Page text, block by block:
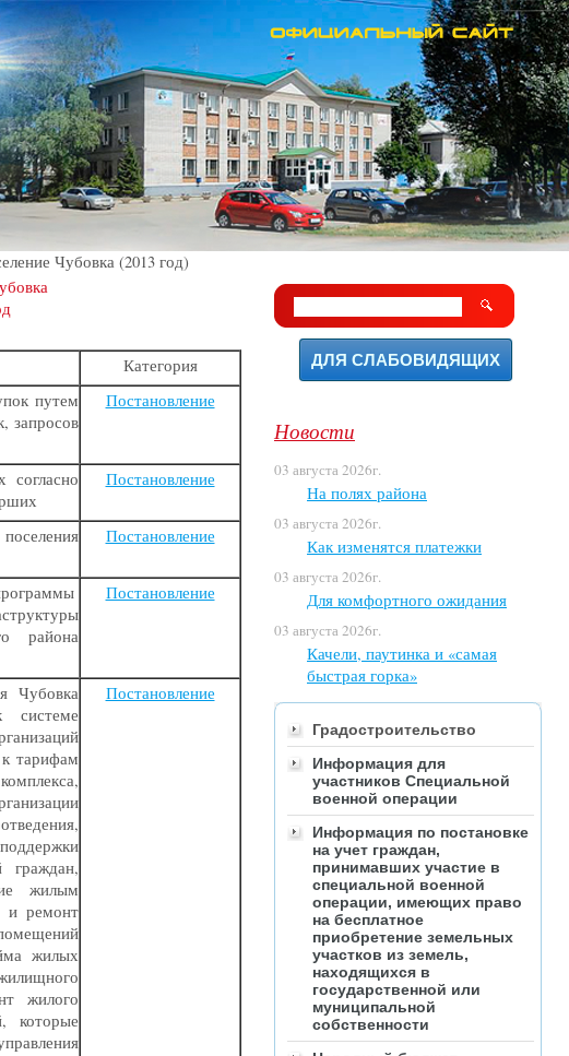
Чубовка (2013 год)
Категория
путем
запросов
Постановление
согласно
Постановление
Постановление
района
Постановление
Чубовка
системе
тарифам
граждан,
жилым
и ремонт
жилых
жилого
которые
Постановление
ДЛЯ СЛАБОВИДЯЩИХ
Новости
03 августа 2026г.
На полях района
03 августа 2026г.
Как изменятся платежки
03 августа 2026г.
Для комфортного ожидания
03 августа 2026г.
Качели, паутинка и «самая
быстрая горка»
Градостроительство
Информация для
участников Специальной
военной операции
Информация по постановке
на учет граждан,
принимавших участие в
специальной военной
операции, имеющих право
на бесплатное
приобретение земельных
участков из земель,
находящихся в
государственной или
муниципальной
собственности